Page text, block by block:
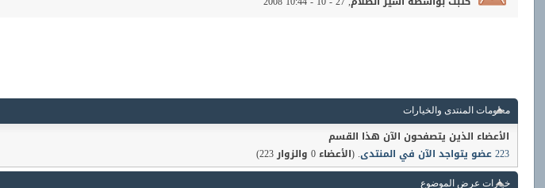
معلومات المنتدى والخيارات
الأعضاء الذين يتصفحون الآن هذا القسم
223 عضو يتواجد الآن في المنتدى
. (الأعضاء 0 والزوار 223)
خيارات عرض الموضوع